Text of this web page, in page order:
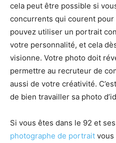
cela peut être possible si
concurrents qui courent pour
pouvez utiliser un portrait
votre personnalité, et cela
visionne. Votre photo doit
permettre au recruteur de
aussi de votre créativité.
de bien travailler sa photo
Si vous êtes dans le 92 et
photographe de portrait vous